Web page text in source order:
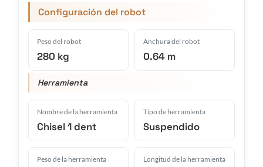
Configuración del robot
Peso del robot
280 kg
Anchura del robot
0.64 m
Herramienta
Nombre de la herramienta
Chisel 1 dent
Tipo de herramienta
Suspendido
Peso de la herramienta Longitud de la herramienta